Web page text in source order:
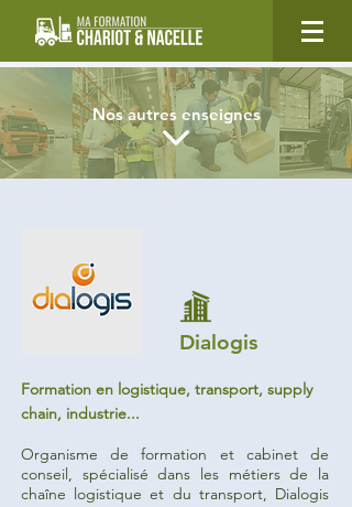
Nos autres enseignes
Dialogis
Formation en logistique, transport, supply
chain, industrie...
Organisme de formation et cabinet de
conseil, spécialisé dans les métiers de la
chaîne logistique et du transport, Dialogis